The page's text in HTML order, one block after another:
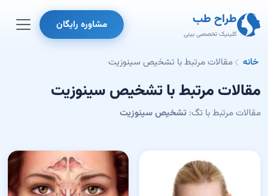
طراح طب
کلینیک تخصصی بینی
مشاوره رایگان
خانه مقالات مرتبط با تشخیص سینوزیت
مقالات مرتبط با تشخیص سینوزیت
مقالات مرتبط با تگ: تشخیص سینوزیت